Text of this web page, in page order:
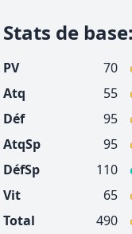
Stats de base:
PV
70
Atq
55
Déf
95
AtqSp
95
DéfSp
110
Vit
65
Total
490